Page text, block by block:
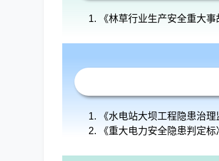
《林草行业生产安全重大
《水电站大坝工程隐患治
《重大电力安全隐患判定